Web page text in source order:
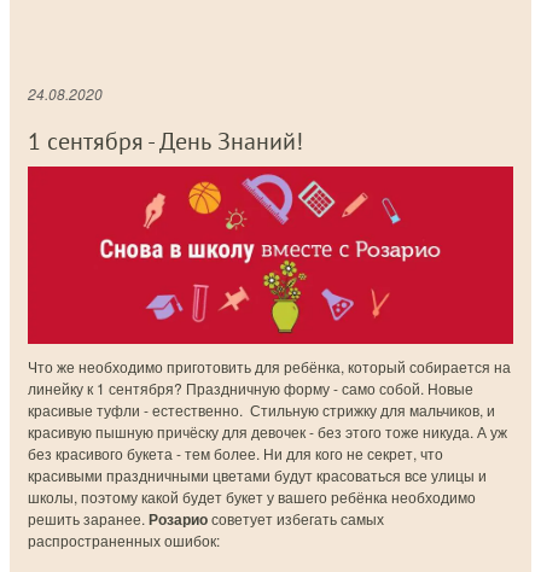
24.08.2020
1 сентября - День Знаний!
Что же необходимо приготовить для ребёнка, который собирается на
линейку к 1 сентября? Праздничную форму - само собой. Новые
красивые туфли - естественно. Стильную стрижку для мальчиков, и
красивую пышную причёску для девочек - без этого тоже никуда. А уж
без красивого букета - тем более. Ни для кого не секрет, что
красивыми праздничными цветами будут красоваться все улицы и
школы, поэтому какой будет букет у вашего ребёнка необходимо
решить заранее. Розариосоветует избегать самых
распространенных ошибок: